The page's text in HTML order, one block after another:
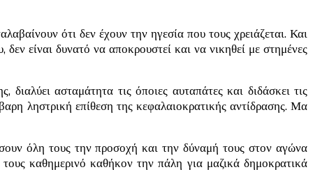
ότι δεν έχουν την ηγεσία που τους χρειάζεται. Και
είναι δυνατό να αποκρουστεί και να νικηθεί με στημένες
ασταμάτητα τις όποιες αυταπάτες και διδάσκει τις
ληστρική επίθεση της κεφαλαιοκρατικής αντίδρασης. Μα
όλη τους την προσοχή και την δύναμή τους στον αγώνα
καθημερινό καθήκον την πάλη για μαζικά δημοκρατικά